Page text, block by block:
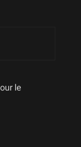
le